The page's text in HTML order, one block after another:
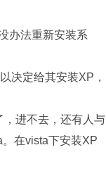
办法重新安装系
决定给其安装XP，
，进不去，还有人与
在vista下安装XP